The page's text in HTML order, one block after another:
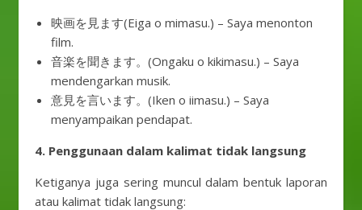
映画を見ます(Eiga o mimasu.) – Saya menonton
film.
音楽を聞きます。(Ongaku o kikimasu.) – Saya
mendengarkan musik.
意見を言います。(Iken o iimasu.) – Saya
menyampaikan pendapat.
4. Penggunaan dalam kalimat tidak langsung
Ketiganya juga sering muncul dalam bentuk laporan
atau kalimat tidak langsung: